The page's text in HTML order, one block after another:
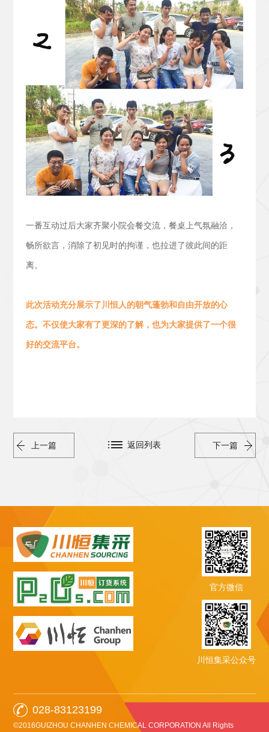
一番互动过后大家齐聚小院会餐交流， 餐桌上气氛融洽，
畅所欲言，消除了初见时的拘谨，也拉进了彼此间的距
离。
此次活动充分展示了川恒人的朝气蓬勃和 自由开放的心
态。 不仅使大家有了更深的了解，也为大家提供了一个很
好的交流平台。
上一篇 下一篇
返回列表
官方微信
川恒集采公众号
028-83123199
©2016GUIZHOU CHANHEN CHEMICAL CORPORATION All Rights